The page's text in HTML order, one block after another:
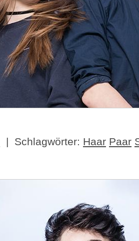
| Schlagwörter: Haar Paar